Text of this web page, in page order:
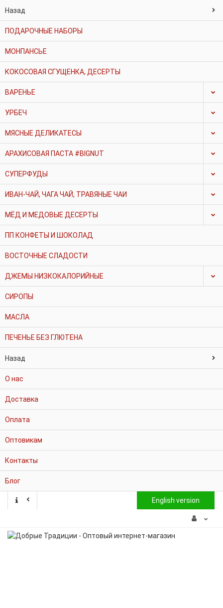
Назад
ПОДАРОЧНЫЕ НАБОРЫ
МОНПАНСЬЕ
КОКОСОВАЯ СГУЩЕНКА, ДЕСЕРТЫ
ВАРЕНЬЕ
УРБЕЧ
МЯСНЫЕ ДЕЛИКАТЕСЫ
АРАХИСОВАЯ ПАСТА #BIGNUT
СУПЕРФУДЫ
ИВАН-ЧАЙ, ЧАГА ЧАЙ, ТРАВЯНЫЕ ЧАИ
МЁД И МЕДОВЫЕ ДЕСЕРТЫ
ПП КОНФЕТЫ И ШОКОЛАД
ВОСТОЧНЫЕ СЛАДОСТИ
ДЖЕМЫ НИЗКОКАЛОРИЙНЫЕ
СИРОПЫ
МАСЛА
ПЕЧЕНЬЕ БЕЗ ГЛЮТЕНА
Назад
О нас
Доставка
Оплата
Оптовикам
Контакты
Блог
English version